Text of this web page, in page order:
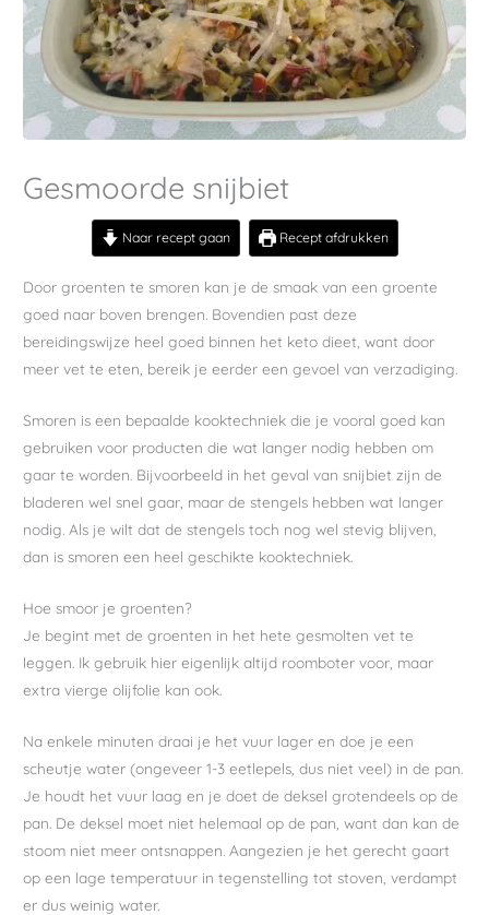
Gesmoorde snijbiet
Naar recept gaan Recept afdrukken
Door groenten te smoren kan je de smaak van een groente
goed naar boven brengen. Bovendien past deze
bereidingswijze heel goed binnen het keto dieet, want door
meer vet te eten, bereik je eerder een gevoel van verzadiging.
Smoren is een bepaalde kooktechniek die je vooral goed kan
gebruiken voor producten die wat langer nodig hebben om
gaar te worden. Bijvoorbeeld in het geval van snijbiet zijn de
bladeren wel snel gaar, maar de stengels hebben wat langer
nodig. Als je wilt dat de stengels toch nog wel stevig blijven,
dan is smoren een heel geschikte kooktechniek.
Hoe smoor je groenten?
Je begint met de groenten in het hete gesmolten vet te
leggen. Ik gebruik hier eigenlijk altijd roomboter voor, maar
extra vierge olijfolie kan ook.
Na enkele minuten draai je het vuur lager en doe je een
scheutje water (ongeveer 1-3 eetlepels, dus niet veel) in de pan.
Je houdt het vuur laag en je doet de deksel grotendeels op de
pan. De deksel moet niet helemaal op de pan, want dan kan de
stoom niet meer ontsnappen. Aangezien je het gerecht gaart
op een lage temperatuur in tegenstelling tot stoven, verdampt
er dus weinig water.